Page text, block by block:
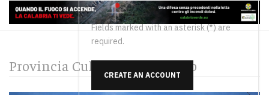
Fields marked with an asterisk (*) are
required.
CREATE AN ACCOUNT
Provincia Cultura e Spettacolo